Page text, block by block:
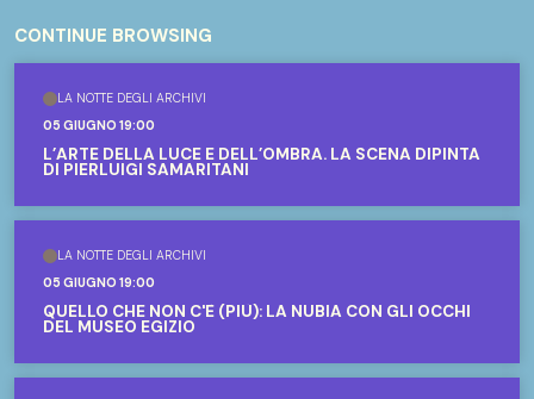
CONTINUE BROWSING
LA NOTTE DEGLI ARCHIVI
05 GIUGNO 19:00
L’ARTE DELLA LUCE E DELL’OMBRA. LA SCENA DIPINTA
DI PIERLUIGI SAMARITANI
LA NOTTE DEGLI ARCHIVI
05 GIUGNO 19:00
QUELLO CHE NON C'È (PIÙ): LA NUBIA CON GLI OCCHI
DEL MUSEO EGIZIO